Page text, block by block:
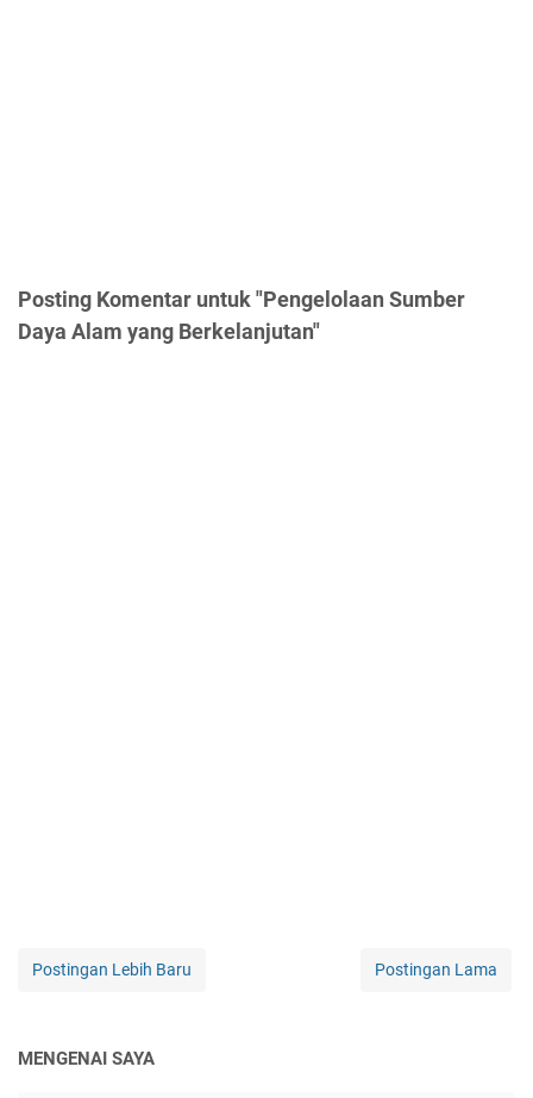
Posting Komentar untuk "Pengelolaan Sumber
Daya Alam yang Berkelanjutan"
Postingan Lebih Baru Postingan Lama
MENGENAI SAYA